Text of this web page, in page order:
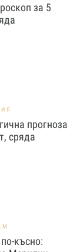
за 5
прогноза
сряда
късно: